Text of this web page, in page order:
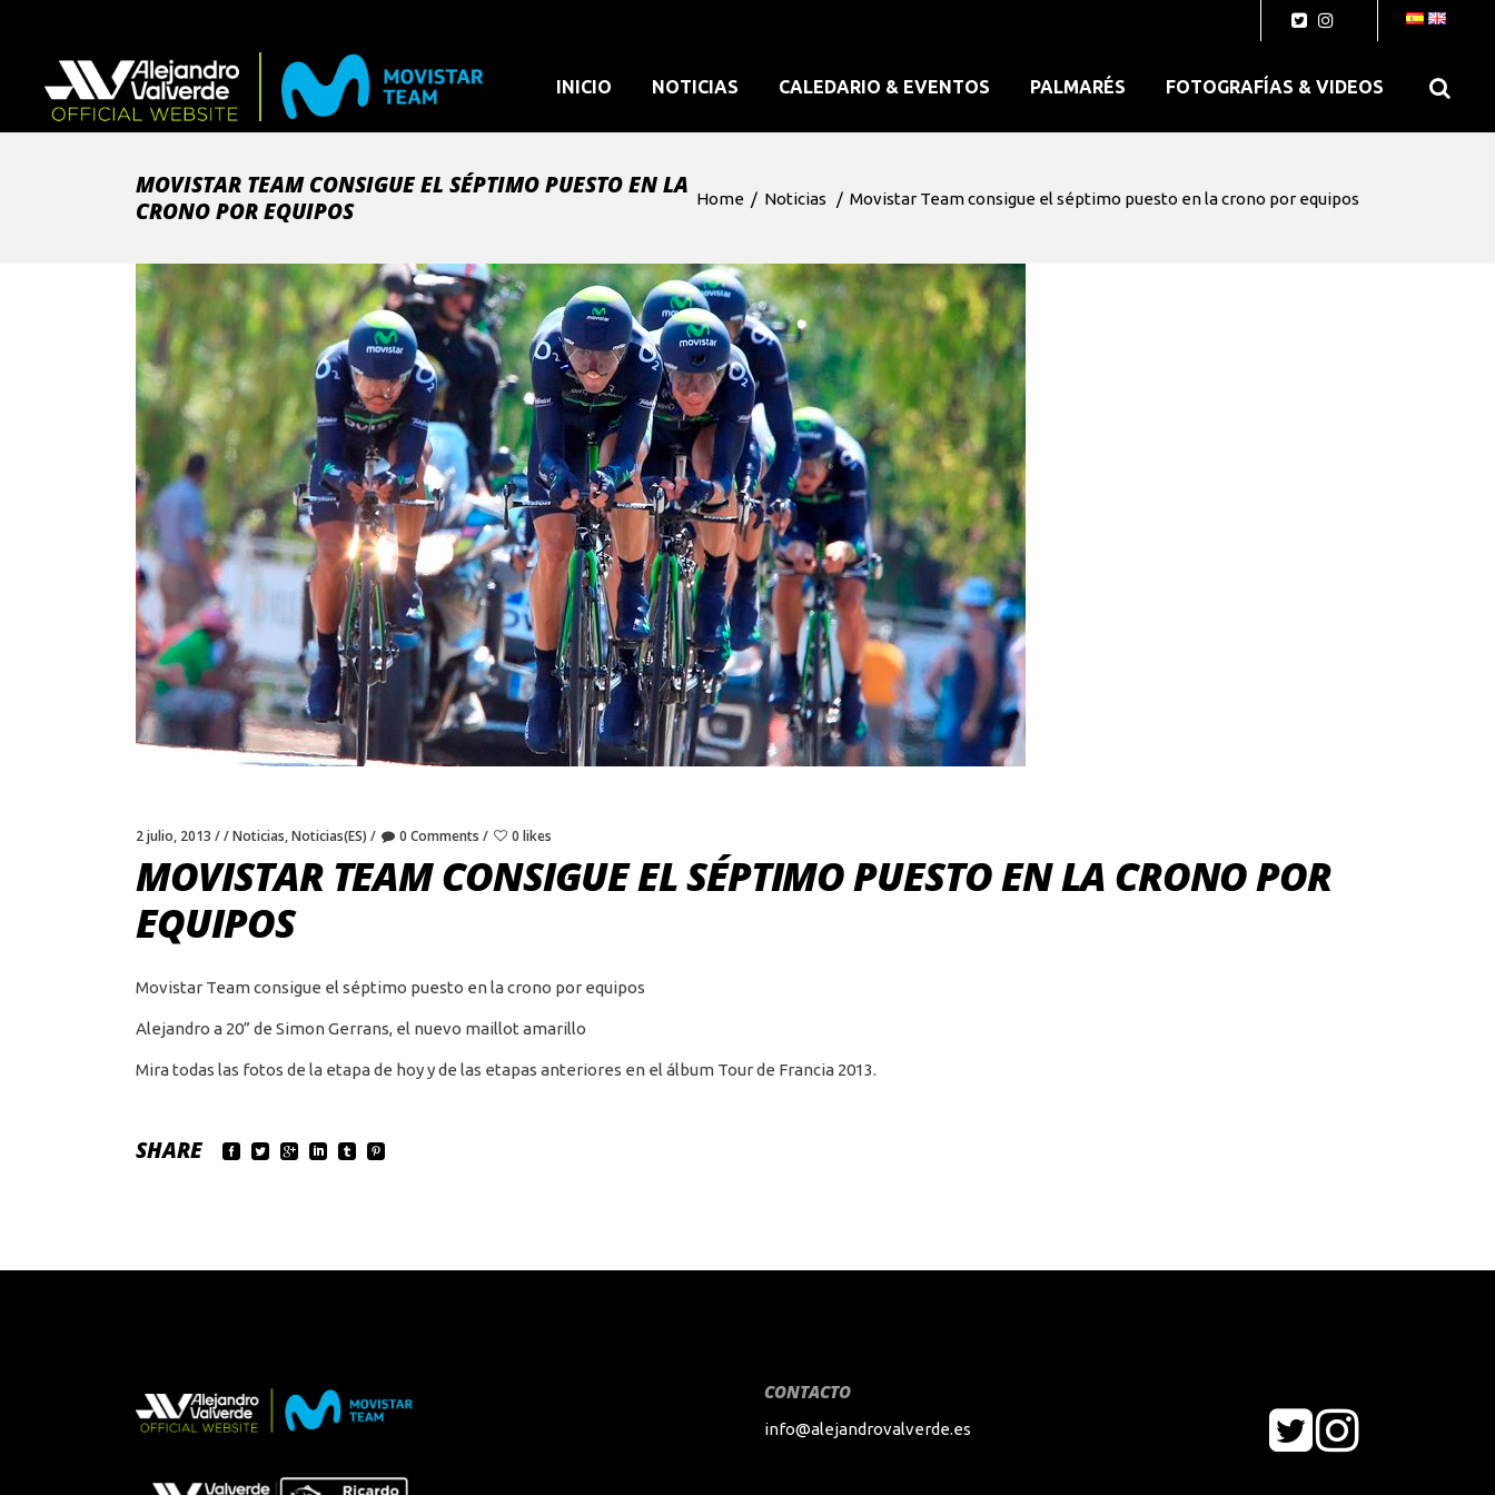
INICIO NOTICIAS CALEDARIO & EVENTOS PALMARÉS FOTOGRAFÍAS & VIDEOS
MOVISTAR TEAM CONSIGUE EL SÉPTIMO PUESTO EN LA
CRONO POR EQUIPOS
Home / Noticias / Movistar Team consigue el séptimo puesto en la crono por equipos
2 julio, 2013 Noticias,Noticias(ES) 0 Comments 0 likes
MOVISTAR TEAM CONSIGUE EL SÉPTIMO PUESTO EN LA CRONO POR
EQUIPOS
Movistar Team consigue el séptimo puesto en la crono por equipos
Alejandro a 20” de Simon Gerrans, el nuevo maillot amarillo
Mira todas las fotos de la etapa de hoy y de las etapas anteriores en el álbum Tour de Francia 2013.
SHARE
CONTACTO
info@alejandrovalverde.es